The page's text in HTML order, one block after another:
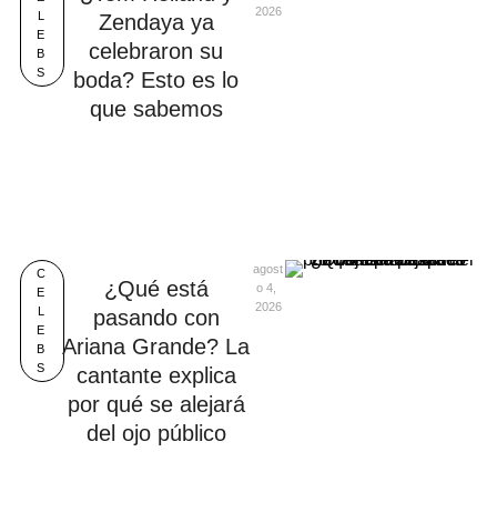
E
B
S
Zendaya ya
celebraron su
boda? Esto es lo
que sabemos
2026
C
E
L
E
B
S
¿Qué está
pasando con
Ariana Grande? La
cantante explica
por qué se alejará
del ojo público
agost
o 4,
2026